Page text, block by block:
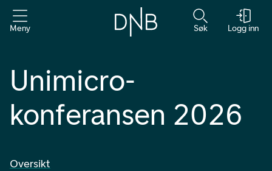
Meny Søk Logg inn
Unimicro-
konferansen 2026
Oversikt